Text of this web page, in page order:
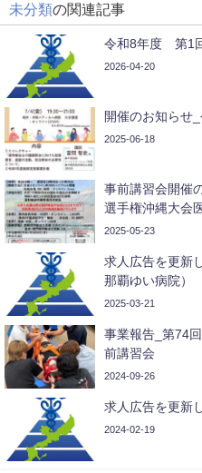
未分類の関連記事
令和8年度 第1
2026-04-20
開催のお知らせ
2025-06-18
事前講習会開催
選手権沖縄大会
2025-05-23
求人広告を更新
那覇ゆい病院）
2025-03-21
事業報告_第74
前講習会
2024-09-26
求人広告を更新
2024-02-19